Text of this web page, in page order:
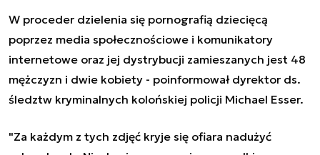
W proceder dzielenia się pornografią dziecięcą
poprzez media społecznościowe i komunikatory
internetowe oraz jej dystrybucji zamieszanych jest 48
mężczyzn i dwie kobiety - poinformował dyrektor ds.
śledztw kryminalnych kolońskiej policji Michael Esser.
"Za każdym z tych zdjęć kryje się ofiara nadużyć